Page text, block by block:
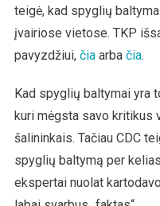
teigė, kad spyglių
įvairiose vietose. TKP
pavyzdžiui, čiaarba čia.
Kad spyglių baltymai yra
kuri mėgsta savo kritikus
šalininkais. Tačiau CDC
spyglių baltymą per
ekspertai nuolat